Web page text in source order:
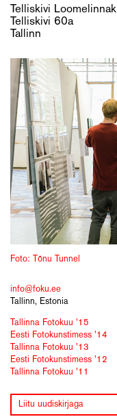
Telliskivi Loomelinnak
Telliskivi 60a
Tallinn
Foto: Tõnu Tunnel
info@foku.ee
Tallinn, Estonia
Tallinna Fotokuu '15
Eesti Fotokunstimess '14
Tallinna Fotokuu '13
Eesti Fotokunstimess '12
Tallinna Fotokuu '11